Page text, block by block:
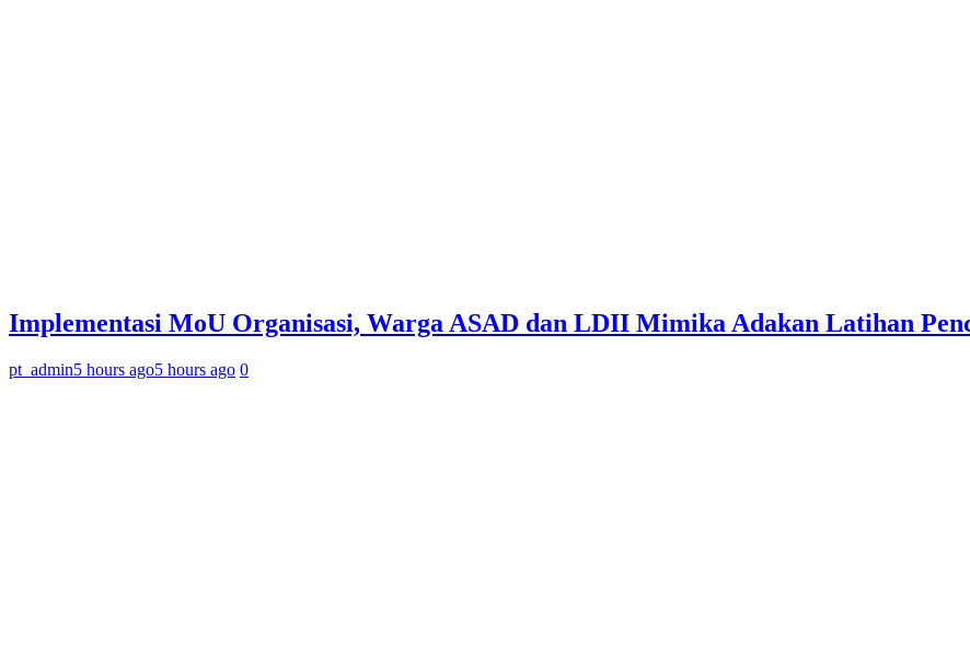
Implementasi MoU Organisasi, Warga ASAD dan LDII Mimika Adakan Latihan
pt_admin5 hours ago5 hours ago 0